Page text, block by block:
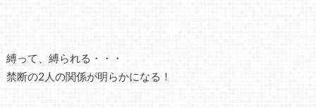
縛って、縛られる・・・
禁断の2人の関係が明らかになる！